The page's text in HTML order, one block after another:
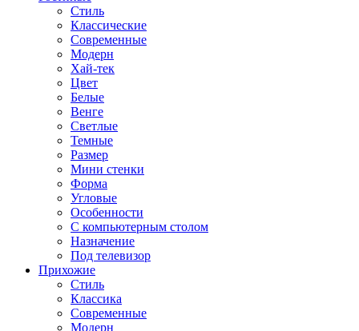
Стиль
Классические
Современные
Модерн
Хай-тек
Цвет
Белые
Венге
Светлые
Темные
Размер
Мини стенки
Форма
Угловые
Особенности
С компьютерным столом
Назначение
Под телевизор
Прихожие
Стиль
Классика
Современные
Модерн